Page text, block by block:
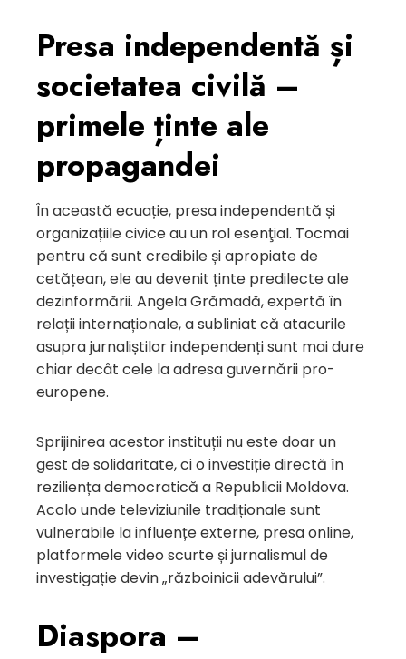
Presa independentă și
societatea civilă –
primele ținte ale
propagandei
În această ecuație, presa independentă și
organizațiile civice au un rol esenţial. Tocmai
pentru că sunt credibile și apropiate de
cetățean, ele au devenit ținte predilecte ale
dezinformării. Angela Grămadă, expertă în
relații internaționale, a subliniat că atacurile
asupra jurnaliștilor independenți sunt mai dure
chiar decât cele la adresa guvernării pro-
europene.
Sprijinirea acestor instituții nu este doar un
gest de solidaritate, ci o investiție directă în
reziliența democratică a Republicii Moldova.
Acolo unde televiziunile tradiționale sunt
vulnerabile la influențe externe, presa online,
platformele video scurte și jurnalismul de
investigație devin „războinicii adevărului”.
Diaspora –